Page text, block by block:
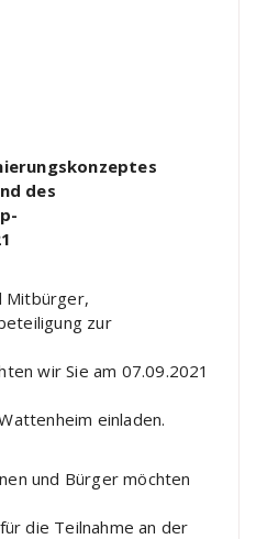
des
Mitbürger,
zur
wir Sie am 07.09.2021
einladen.
und Bürger möchten
die Teilnahme an der